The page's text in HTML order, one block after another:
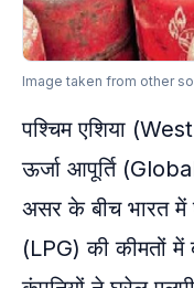
Image taken from other
पश्चिम एशिया
ऊर्जा आपूर्ति
असर के बीच भारत में
(LPG) की कीमतों में